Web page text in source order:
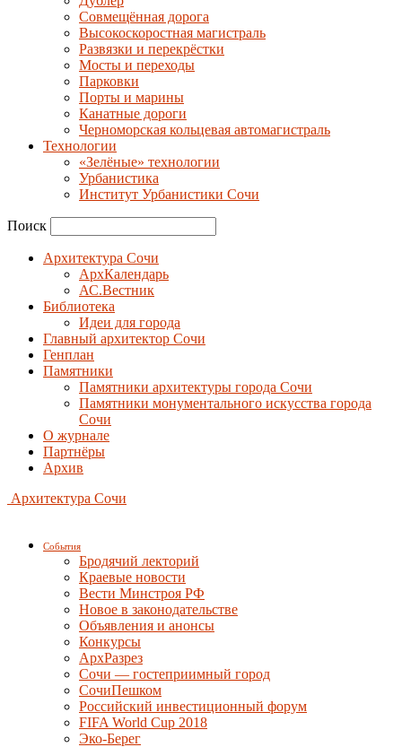
Совмещённая дорога
Высокоскоростная магистраль
Развязки и перекрёстки
Мосты и переходы
Парковки
Порты и марины
Канатные дороги
Черноморская кольцевая автомагистраль
Технологии
«Зелёные» технологии
Урбанистика
Институт Урбанистики Сочи
Поиск
Архитектура Сочи
АрхКалендарь
АС.Вестник
Библиотека
Идеи для города
Главный архитектор Сочи
Генплан
Памятники
Памятники архитектуры города Сочи
Памятники монументального искусства города
Сочи
О журнале
Партнёры
Архив
Архитектура Сочи
События
Бродячий лекторий
Краевые новости
Вести Минстроя РФ
Новое в законодательстве
Объявления и анонсы
Конкурсы
АрхРазрез
Сочи — гостеприимный город
СочиПешком
Российский инвестиционный форум
FIFA World Cup 2018
Эко-Берег